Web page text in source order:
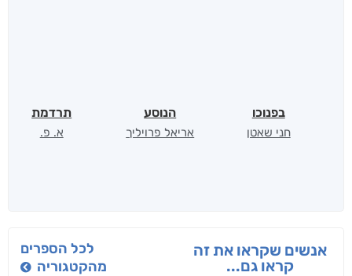
בפנוכו
חני שאטן
הנוסע
אריאל פרויליך
תרדמת
א. פ.
אנשים שקראו את זה
קראו גם...
לכל הספרים
מהקטגוריה